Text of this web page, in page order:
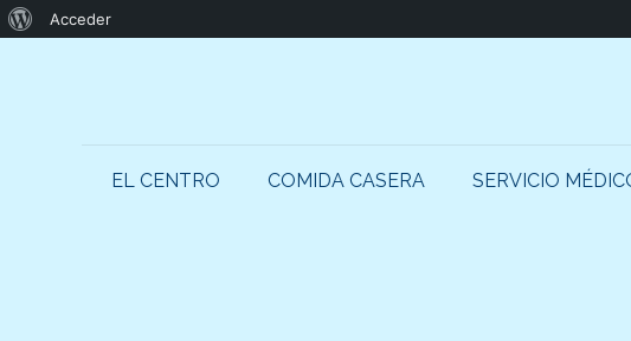
EL CENTRO COMIDA CASERA SERVICIO
Acerca
Acceder